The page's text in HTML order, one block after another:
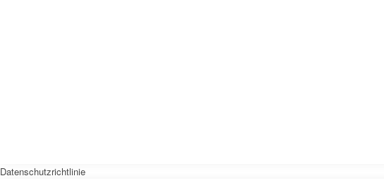
Datenschutzrichtlinie